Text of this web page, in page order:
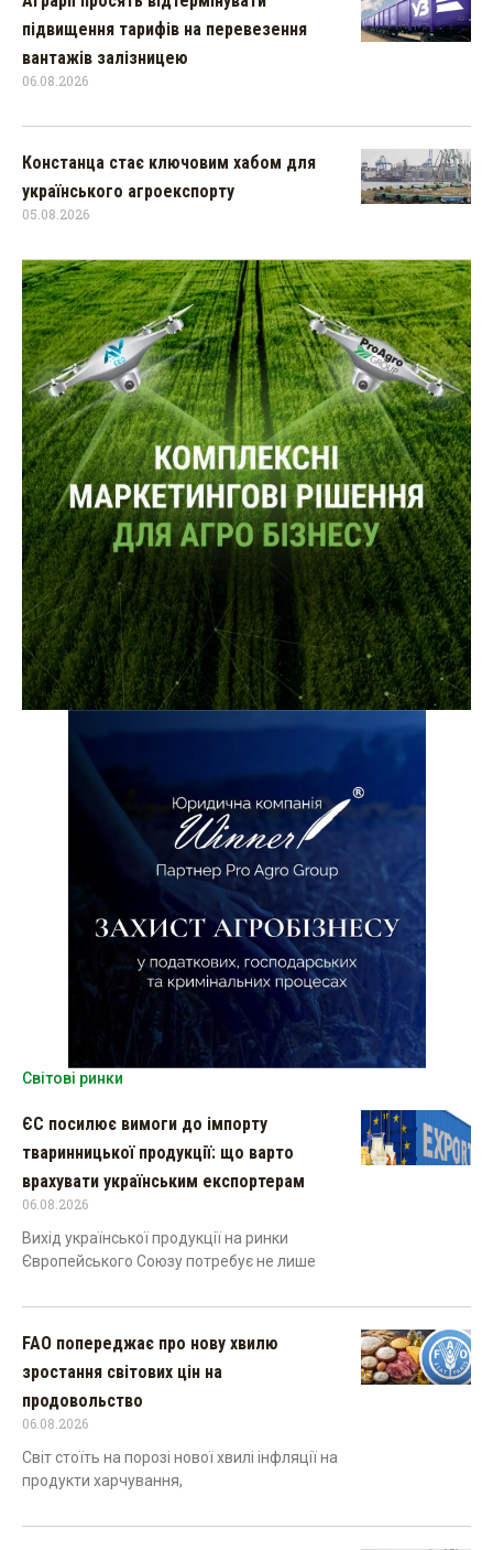
підвищення тарифів на перевезення
вантажів залізницею
06.08.2026
Констанца стає ключовим хабом для
українського агроекспорту
05.08.2026
Світові ринки
ЄС посилює вимоги до імпорту
тваринницької продукції: що варто
врахувати українським експортерам
06.08.2026
Вихід української продукції на ринки
Європейського Союзу потребує не лише
FAO попереджає про нову хвилю
зростання світових цін на
продовольство
06.08.2026
Світ стоїть на порозі нової хвилі інфляції на
продукти харчування,